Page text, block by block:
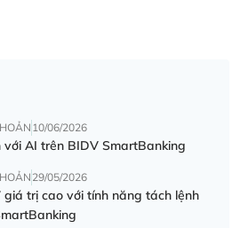
10/06/2026
AI trên BIDV SmartBanking
29/05/2026
giá trị cao với tính năng tách lệnh